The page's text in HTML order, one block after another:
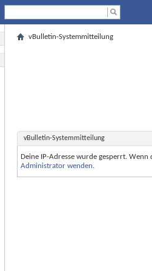
vBulletin-Systemmitteilung
vBulletin-Systemmitteilung
Deine IP-Adresse wurde gesperrt.
Administrator wenden.